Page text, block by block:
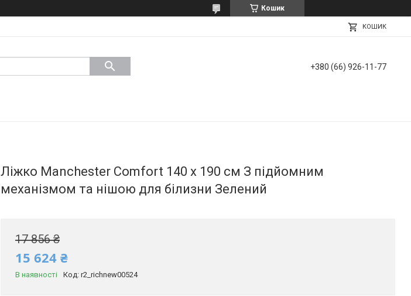
Кошик
КОШИК
+380 (66) 926-11-77
Ліжко Manchester Comfort 140 х 190 см З підйомним
механізмом та нішою для білизни Зелений
17 856 ₴
15 624 ₴
В наявності Код: r2_richnew00524